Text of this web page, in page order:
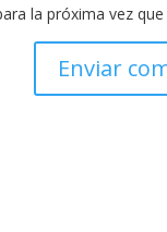
la próxima vez